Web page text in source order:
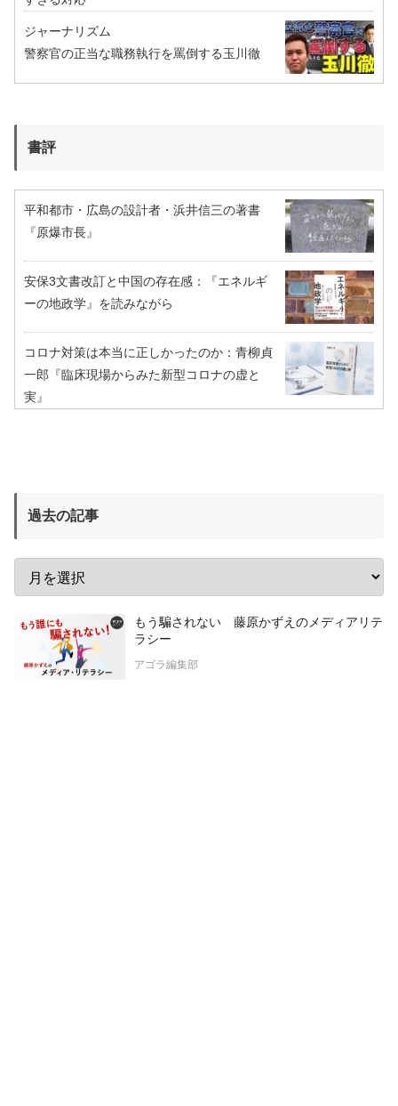
ジャーナリズム
警察官の正当な職務執行を罵倒する玉川徹
書評
平和都市・広島の設計者・浜井信三の著書
『原爆市長』
安保3文書改訂と中国の存在感：『エネルギ
ーの地政学』を読みながら
コロナ対策は本当に正しかったのか：青柳貞
一郎『臨床現場からみた新型コロナの虚と
実』
過去の記事
もう騙されない 藤原かずえのメディアリテ
ラシー
アゴラ編集部